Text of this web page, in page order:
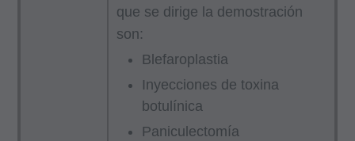
que se dirige la demostración
son:
Blefaroplastia
Inyecciones de toxina
botulínica
Paniculectomía